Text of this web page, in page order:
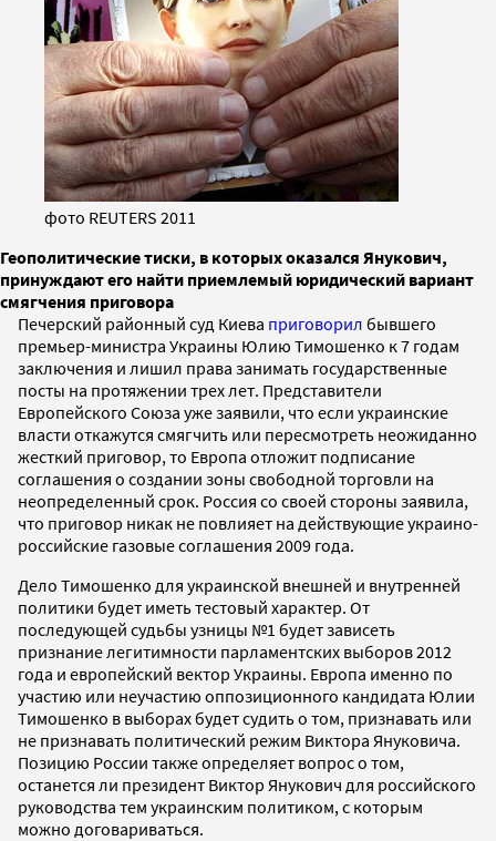
фото REUTERS 2011
Геополитические тиски, в которых оказался Янукович,
принуждают его найти приемлемый юридический вариант
смягчения приговора
Печерский районный суд Киева приговорил бывшего
премьер-министра Украины Юлию Тимошенко к 7 годам
заключения и лишил права занимать государственные
посты на протяжении трех лет. Представители
Европейского Союза уже заявили, что если украинские
власти откажутся смягчить или пересмотреть неожиданно
жесткий приговор, то Европа отложит подписание
соглашения о создании зоны свободной торговли на
неопределенный срок. Россия со своей стороны заявила,
что приговор никак не повлияет на действующие украино-
российские газовые соглашения 2009 года.
Дело Тимошенко для украинской внешней и внутренней
политики будет иметь тестовый характер. От
последующей судьбы узницы №1 будет зависеть
признание легитимности парламентских выборов 2012
года и европейский вектор Украины. Европа именно по
участию или неучастию оппозиционного кандидата Юлии
Тимошенко в выборах будет судить о том, признавать или
не признавать политический режим Виктора Януковича.
Позицию России также определяет вопрос о том,
останется ли президент Виктор Янукович для российского
руководства тем украинским политиком, с которым
можно договариваться.